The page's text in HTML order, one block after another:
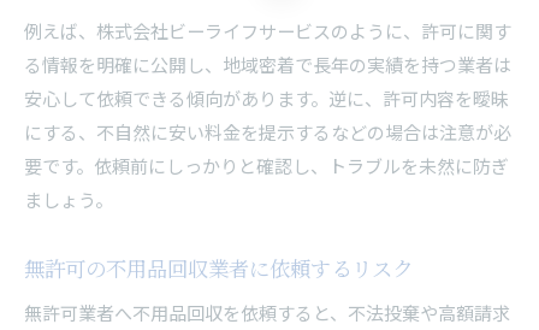
例えば、株式会社ビーライフサービスのように、許可に関す
る情報を明確に公開し、地域密着で長年の実績を持つ業者は
安心して依頼できる傾向があります。逆に、許可内容を曖昧
にする、不自然に安い料金を提示するなどの場合は注意が必
要です。依頼前にしっかりと確認し、トラブルを未然に防ぎ
ましょう。
無許可の不用品回収業者に依頼するリスク
無許可業者へ不用品回収を依頼すると、不法投棄や高額請求